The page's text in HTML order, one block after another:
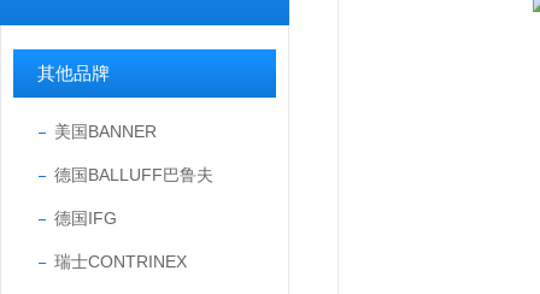
其他品牌
美国BANNER
德国BALLUFF巴鲁夫
德国IFG
瑞士CONTRINEX